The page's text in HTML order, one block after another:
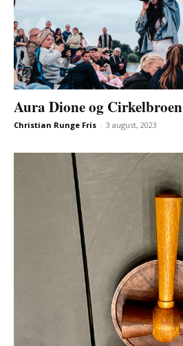
Aura Dione og Cirkelbroen
Christian Runge Fris - 3 august, 2023